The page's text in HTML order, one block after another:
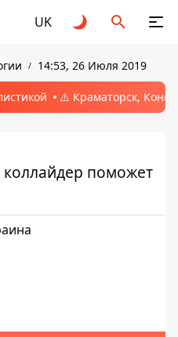
UK
14:53, 26 Июля 2019
⚠️ Краматорск,
поможет